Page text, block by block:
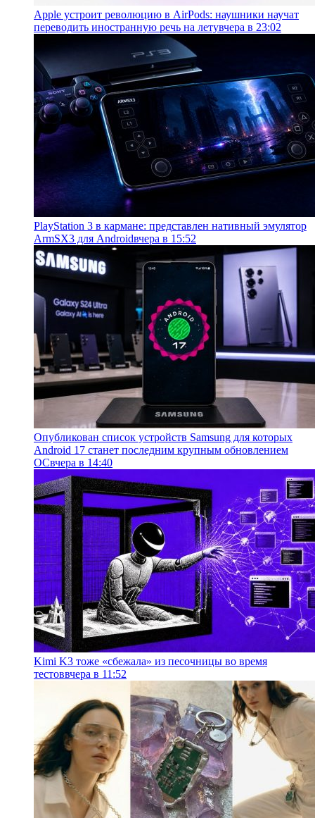
Apple устроит революцию в AirPods: наушники научат
переводить иностранную речь на летувчера в 23:02
PlayStation 3 в кармане: представлен нативный эмулятор
ArmSX3 для Androidвчера в 15:52
Опубликован список устройств Samsung для которых
Android 17 станет последним крупным обновлением
ОСвчера в 14:40
Kimi K3 тоже «сбежала» из песочницы во время
тестоввчера в 11:52